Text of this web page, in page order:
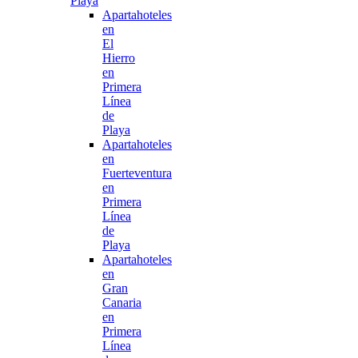
Apartahoteles
en
El
Hierro
en
Primera
Línea
de
Playa
Apartahoteles
en
Fuerteventura
en
Primera
Línea
de
Playa
Apartahoteles
en
Gran
Canaria
en
Primera
Línea